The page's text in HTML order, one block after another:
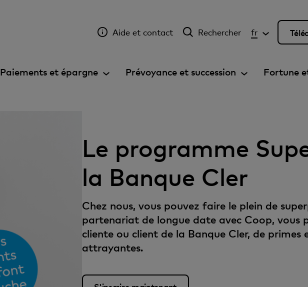
Aide et contact Rechercher fr
Paiements et épargne Prévoyance et succession Fortune
Le programme
la Banque Cler
Chez nous, vous pouvez faire le plein de
partenariat de longue date avec Coop, vous
cliente ou client de la Banque Cler, de primes
attrayantes.